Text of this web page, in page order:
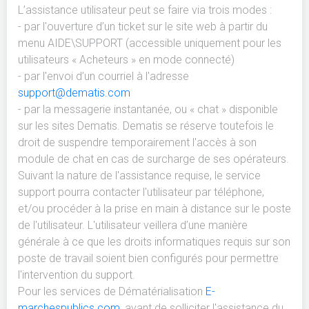
L’assistance utilisateur peut se faire via trois modes :
- par l'ouverture d’un ticket sur le site web à partir du
menu AIDE\SUPPORT (accessible uniquement pour les
utilisateurs « Acheteurs » en mode connecté)
- par l'envoi d’un courriel à l'adresse
support@dematis.com
- par la messagerie instantanée, ou « chat » disponible
sur les sites Dematis. Dematis se réserve toutefois le
droit de suspendre temporairement l'accès à son
module de chat en cas de surcharge de ses opérateurs.
Suivant la nature de l'assistance requise, le service
support pourra contacter l'utilisateur par téléphone,
et/ou procéder à la prise en main à distance sur le poste
de l'utilisateur. L'utilisateur veillera d’une manière
générale à ce que les droits informatiques requis sur son
poste de travail soient bien configurés pour permettre
l'intervention du support.
Pour les services de Dématérialisation E-